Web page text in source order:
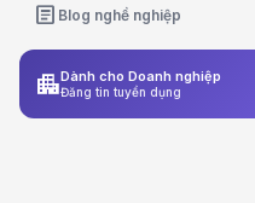
article Blog nghề nghiệp
apartmentDành cho Doanh nghiệp
Đăng tin tuyển dụng